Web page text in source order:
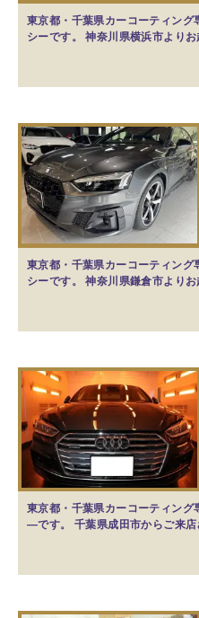
東京都・千葉県カーコーティング
シーです。 神奈川県横浜市より
東京都・千葉県カーコーティング
シーです。 神奈川県鎌倉市より
東京都・千葉県カーコーティン
―です。 千葉県成田市からご来